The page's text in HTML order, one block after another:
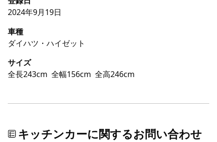
2024年9月19日
車種
ダイハツ・ハイゼット
サイズ
全長243cm 全幅156cm 全高246cm
キッチンカーに関するお問い合わせ